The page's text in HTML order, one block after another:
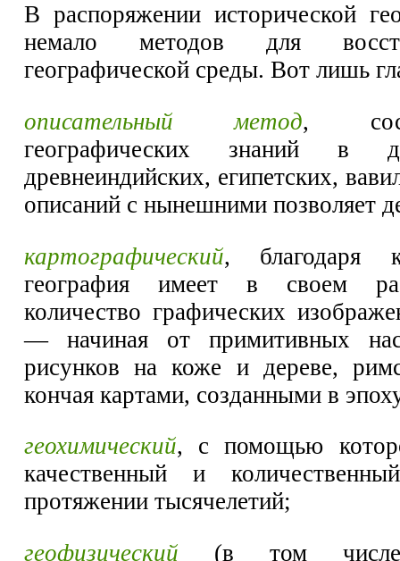
В распоряжении исторической
немало методов для
географической среды. Вот лишь
описательный метод,
географических знаний в
древнеиндийских, египетских,
описаний с нынешними позволяет
картографический, благодаря
география имеет в своем
количество графических
— начиная от примитивных
рисунков на коже и дереве,
кончая картами, созданными в
геохимический, с помощью
качественный и
протяжении тысячелетий;
геофизический (в том числе